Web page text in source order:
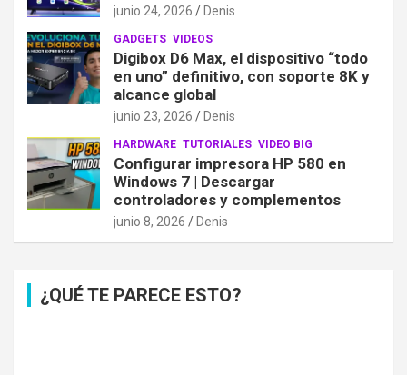
junio 24, 2026 Denis
GADGETS VIDEOS
Digibox D6 Max, el dispositivo “todo
en uno” definitivo, con soporte 8K y
alcance global
junio 23, 2026 Denis
HARDWARE TUTORIALES VIDEO BIG
Configurar impresora HP 580 en
Windows 7 | Descargar
controladores y complementos
junio 8, 2026 Denis
¿QUÉ TE PARECE ESTO?